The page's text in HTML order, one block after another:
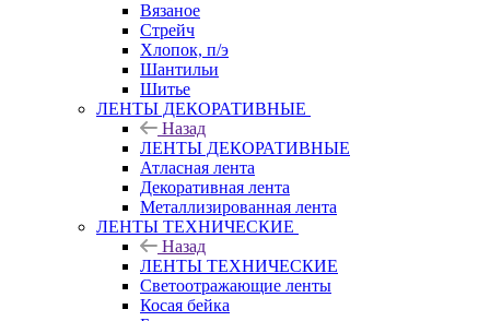
Вязаное
Стрейч
Хлопок, п/э
Шантильи
Шитье
ЛЕНТЫ ДЕКОРАТИВНЫЕ
Назад
ЛЕНТЫ ДЕКОРАТИВНЫЕ
Атласная лента
Декоративная лента
Металлизированная лента
ЛЕНТЫ ТЕХНИЧЕСКИЕ
Назад
ЛЕНТЫ ТЕХНИЧЕСКИЕ
Светоотражающие ленты
Косая бейка